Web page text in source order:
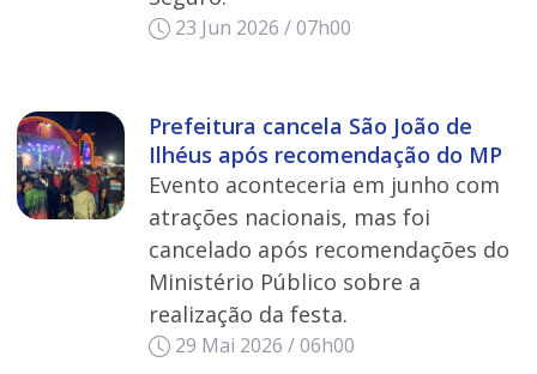
23 Jun 2026 / 07h00
Prefeitura cancela São João de
Ilhéus após recomendação do MP
Evento aconteceria em junho com
atrações nacionais, mas foi
cancelado após recomendações do
Ministério Público sobre a
realização da festa.
29 Mai 2026 / 06h00